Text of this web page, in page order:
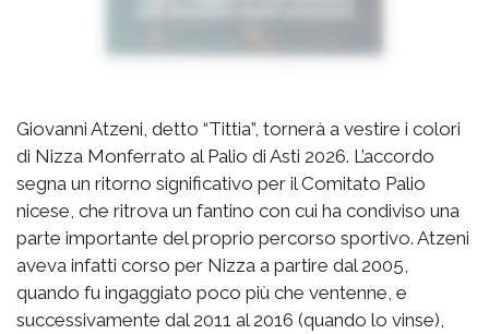
Giovanni Atzeni, detto “Tittia”, tornerà a vestire i colori
di Nizza Monferrato al Palio di Asti 2026. L’accordo
segna un ritorno significativo per il Comitato Palio
nicese, che ritrova un fantino con cui ha condiviso una
parte importante del proprio percorso sportivo. Atzeni
aveva infatti corso per Nizza a partire dal 2005,
quando fu ingaggiato poco più che ventenne, e
successivamente dal 2011 al 2016 (quando lo vinse),